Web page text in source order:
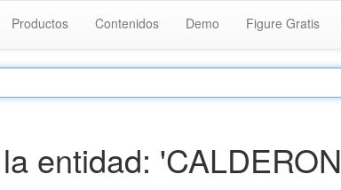
Productos Contenidos Demo Figure Gratis
entidad: 'CALDERON